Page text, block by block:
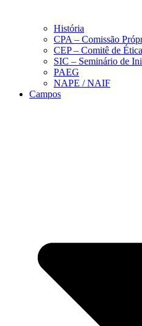
História
CPA – Comissão
CEP – Comitê de
SIC – Seminário de
PAEG
NAPE / NAIF
Campos